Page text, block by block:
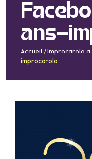
ans-
Accueil /Improcarolo a
improcarolo